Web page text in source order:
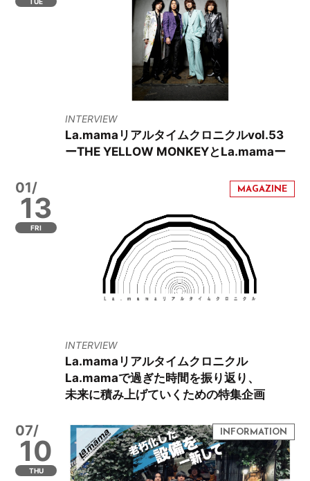
INTERVIEW
La.mamaリアルタイムクロニクルvol.53
ーTHE YELLOW MONKEYとLa.mamaー
01/
13
FRI
INTERVIEW
La.mamaリアルタイムクロニクル
La.mamaで過ぎた時間を振り返り、
未来に積み上げていくための特集企画
07/
10
THU